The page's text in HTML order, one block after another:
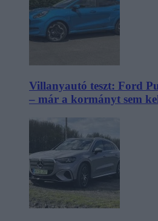
Villanyautó teszt: Ford
– már a kormányt sem